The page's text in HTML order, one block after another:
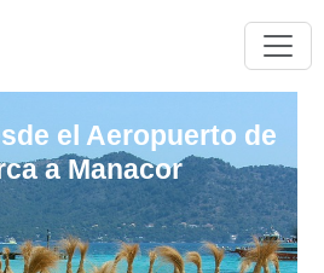
el Aeropuerto de
a Manacor